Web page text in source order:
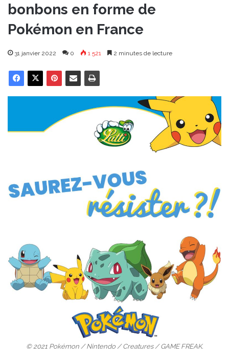
bonbons en forme de
Pokémon en France
31 janvier 2022 0 1 521 2 minutes de lecture
© 2021 Pokémon / Nintendo / Creatures / GAME FREAK.